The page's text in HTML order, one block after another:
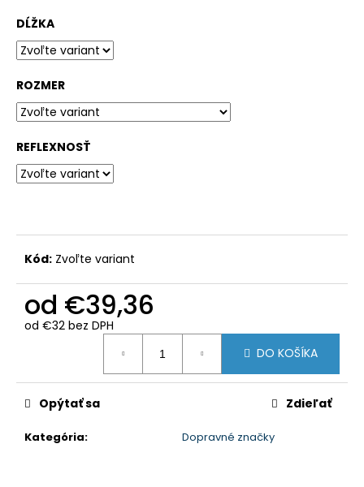
DĹŽKA
ROZMER
REFLEXNOSŤ
Kód: Zvoľte variant
od €39,36
od €32 bez DPH
DO KOŠÍKA
Kategória: Dopravné značky
Opýtať sa Zdieľať